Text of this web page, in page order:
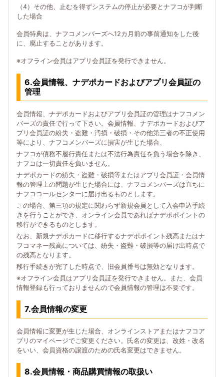
（4）その他、止むを得ずシステムの停止が必要とナフコが判断
した場合
会員特典は、ナフコメンバーズへ12カ月前の事前通知をした後
に、廃止することがあります。
※オフライン会員はアプリ会員証を発行できません。
6.会員情報、ナデポカードおよびアプリ会員証の
管理
会員情報、ナデポカードおよびアプリ会員証の管理はナフコメン
バーズの責任で行って下さい。会員情報、ナデポカードおよびア
プリ会員証の紛失・盗難・汚損・破損・その他第三者の不正使用
等により、ナフコメンバーズに損害が生じた場合、
ナフコが債務不履行責任または不法行為責任を負う場合を除き、
ナフコは一切責任を負いません。
ナデポカードの紛失・盗難・破損等またはアプリ会員証・会員情
報の管理上の問題が生じた場合には、ナフコメンバーズは直ちに
ナフココールセンターに届け出るものとします。
この場合、第三項の規定に関わらず新規会員として入会申込手続
きを行うことができ、オンライン会員であればナデポポイントの
移行ができるものとします。
なお、新規ナデポカードに移行するナデポポイント残高またはナ
フコマネー残高については、紛失・盗難・破損等の届け出時点で
の残高となります。
移行手続きが完了した時点で、旧会員番号は無効となります。
※オフライン会員はアプリ会員証を発行できません。また、会員
情報登録も行っておりませんので会員情報の管理は不要です。
7.会員情報の変更
会員情報に変更が生じた場合、オンラインストアまたはナフコア
プリのマイページでご変更ください。氏名の変更は、改姓・改名
をいい、会員資格の譲渡のための氏名変更はできません。
8.会員情報・商品購買情報の取扱い